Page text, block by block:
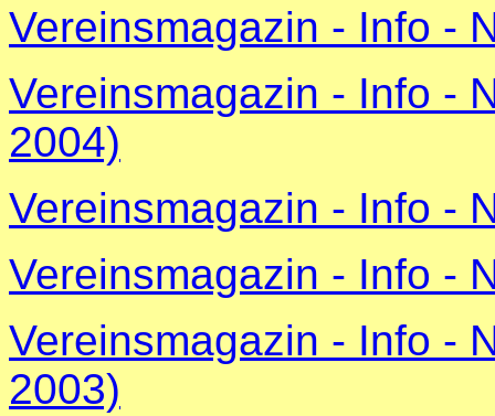
Vereinsmagazin - Info -
Vereinsmagazin - Info -
2004)
Vereinsmagazin - Info -
Vereinsmagazin - Info -
Vereinsmagazin - Info -
2003)